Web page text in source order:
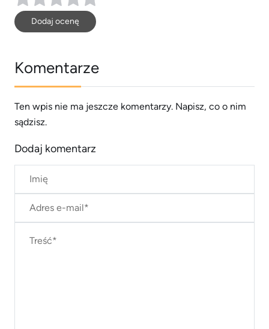
Dodaj ocenę
Komentarze
Ten wpis nie ma jeszcze komentarzy. Napisz, co o nim
sądzisz.
Dodaj komentarz